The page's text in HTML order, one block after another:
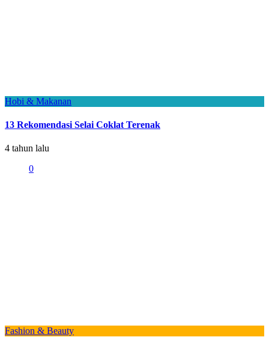
Hobi & Makanan
13 Rekomendasi Selai Coklat Terenak
4 tahun lalu
0
Fashion & Beauty